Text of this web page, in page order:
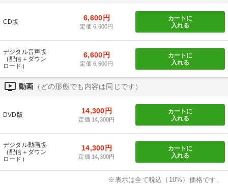
全国経営者セミナー収録物以外の経営教材（全761タイトル）からお探
しいただけます
カテゴリー
「利上げ時代の最新・銀行対策」＋「不動産市況予測」＋「市場
予測と株式投資」最新刊
2026年春季全国経営者セミナー収録講演ＣＤ・講演ＤＶＤ・デジ
タル版（音声／動画ストリーミング・ダウンロード）
後継社長・アトツギ 147回春季大会 【6月】音声・映像
CD版 6,600円
定価 6,600円
カートに
入れる
デジタル音声版
（配信＋ダウン
ロード）
6,600円
定価 6,600円
カートに
入れる
ondemand_video 動画 （どの形態でも内容は同じです）
DVD版 14,300円
定価 14,300円
カートに
入れる
デジタル動画版
（配信＋ダウン
ロード）
14,300円
定価 14,300円
カートに
入れる
※表示は全て税込（10%）価格です。